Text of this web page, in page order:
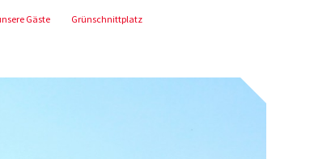
Gäste Grünschnittplatz